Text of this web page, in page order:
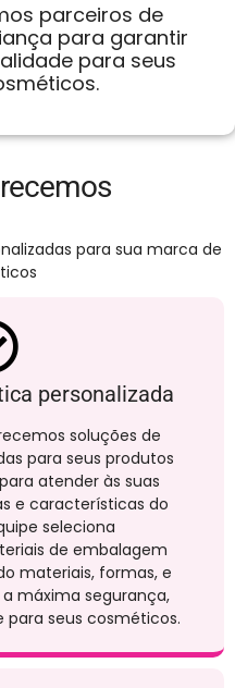
NOSparceiros de
para garantir
para seus
para sua marca de
personalizada
soluções de
para seus produtos
atender às suas
e características do
seleciona
de embalagem
materiais, formas, e
máxima segurança,
para seus cosméticos.